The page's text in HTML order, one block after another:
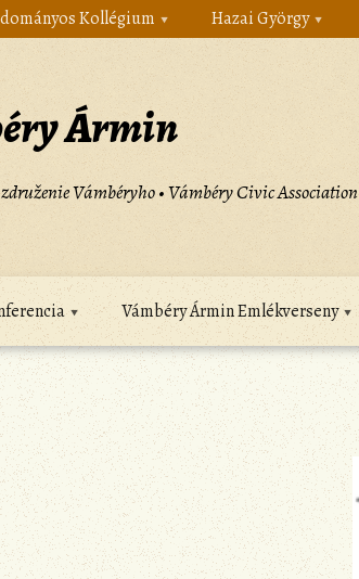
Kollégium Hazai György
Ármin
Vámbéryho • Vámbéry Civic Association
Vámbéry Ármin Emlékverseny